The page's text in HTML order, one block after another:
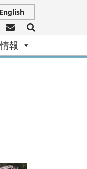
English
報